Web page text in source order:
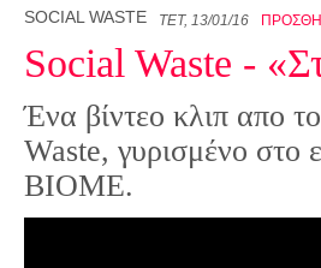
SOCIAL WASTE ΤΕΤ, 13/01/16
Social Waste -
Ένα βίντεο κλιπ απο
Waste, γυρισμένο στο
ΒΙΟΜΕ.